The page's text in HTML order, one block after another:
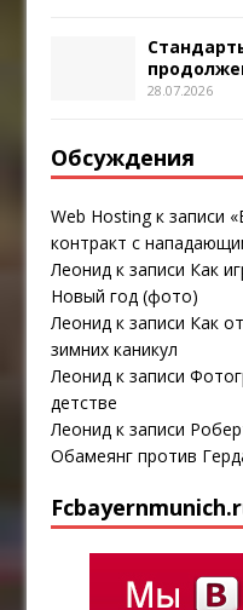
28.07.2026
Обсуждения
Web Hostingк записи
контракт с
Леонид к записи Как
Новый год (фото)
Леонид к записи Как
зимних каникул
Леонид к записи
детстве
Леонид к записи
Обамеянг против